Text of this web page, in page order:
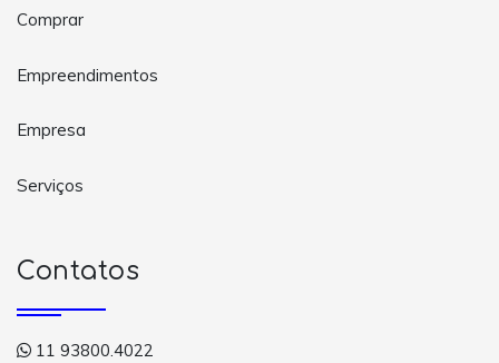
Comprar
Empreendimentos
Empresa
Serviços
Contatos
11 93800.4022